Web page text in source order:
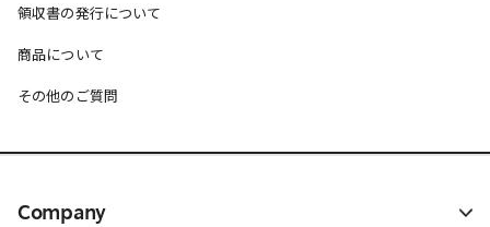
領収書の発行について
商品について
その他のご質問
Company